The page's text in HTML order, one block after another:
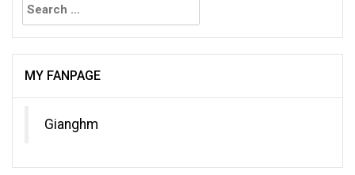
for:
MY FANPAGE
Gianghm